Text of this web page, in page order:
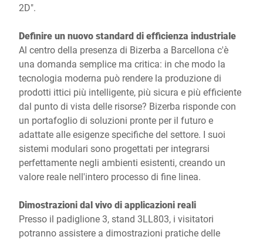
2D".
Definire un nuovo standard di efficienza industriale
Al centro della presenza di Bizerba a Barcellona c'è
una domanda semplice ma critica: in che modo la
tecnologia moderna può rendere la produzione di
prodotti ittici più intelligente, più sicura e più efficiente
dal punto di vista delle risorse? Bizerba risponde con
un portafoglio di soluzioni pronte per il futuro e
adattate alle esigenze specifiche del settore. I suoi
sistemi modulari sono progettati per integrarsi
perfettamente negli ambienti esistenti, creando un
valore reale nell'intero processo di fine linea.
Dimostrazioni dal vivo di applicazioni reali
Presso il padiglione 3, stand 3LL803, i visitatori
potranno assistere a dimostrazioni pratiche delle